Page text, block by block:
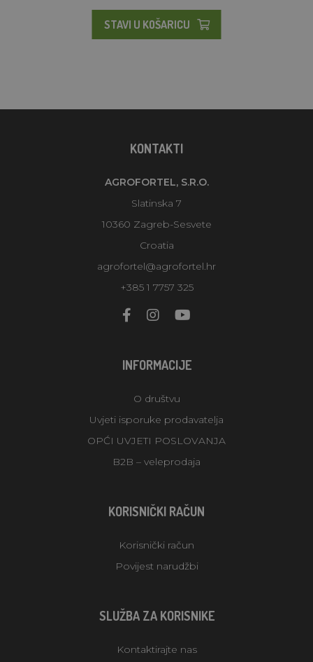
STAVI U KOŠARICU
KONTAKTI
AGROFORTEL, S.R.O.
Slatinska 7
10360 Zagreb-Sesvete
Croatia
agrofortel@agrofortel.hr
+385 1 7757 325
INFORMACIJE
O društvu
Uvjeti isporuke prodavatelja
OPĆI UVJETI POSLOVANJA
B2B – veleprodaja
KORISNIČKI RAČUN
Korisnički račun
Povijest narudžbi
SLUŽBA ZA KORISNIKE
Kontaktirajte nas